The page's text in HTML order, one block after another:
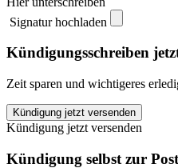
Signatur hochladen
Kündigungsschreiben
Zeit sparen und wichtigeres
EASYFITNESS
Seelze
kündigen
quantity
Kündigung jetzt versenden
Kündigung jetzt versenden
Kündigung selbst zur